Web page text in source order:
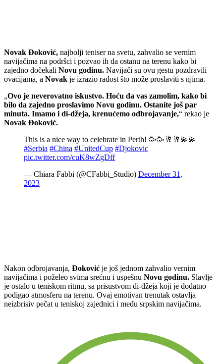
Novak Đoković, najbolji teniser na svetu, zahvalio se vernim
navijačima na podršci i pozvao ih da ostanu na terenu kako bi
zajedno dočekali Novu godinu. Navijači su ovu gestu pozdravili
ovacijama, a Novak je izrazio radost što može proslaviti s njima.
„Ovo je neverovatno iskustvo. Hoću da vas zamolim, kako bi
bilo da zajedno proslavimo Novu godinu. Ostanite još par
minuta. Imamo i di-džeja, krenućemo odbrojavanje,“ rekao je
Novak Đoković.
This is a nice way to celebrate in Perth! 🥳🥳🥂🥂💫💫
#Serbia #China #UnitedCup #Djokovic
pic.twitter.com/cuK8wZgDff
— Chiara Fabbi (@CFabbi_Studio) December 31,
2023
Nakon odbrojavanja, Đoković je još jednom zahvalio vernim
navijačima i poželeo svima srećnu i uspešnu Novu godinu. Slavlje
je ostalo u teniskom ritmu, sa prisustvom di-džeja koji je dodatno
podigao atmosferu na terenu. Ovaj emotivan trenutak ostavlja
neizbrisiv pečat u teniskoj zajednici i među srpskim navijačima.